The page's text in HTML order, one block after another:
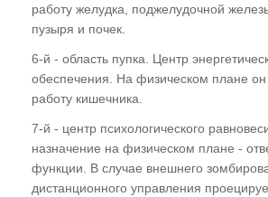
работу желудка, поджелудочной
пузыря и почек.
6-й - область пупка. Центр
обеспечения. На физическом плане он
работу кишечника.
7-й - центр психологического
назначение на физическом плане -
функции. В случае внешнего
дистанционного управления